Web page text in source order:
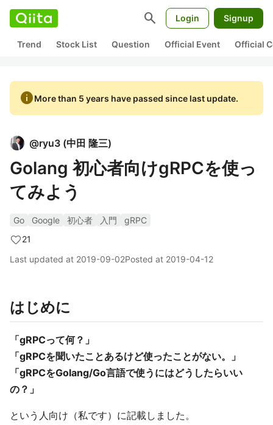
search Login Signup
Trend Stock List Question Official Event Official
infoMore than 5 years have passed since last update.
@ryu3 (中田 隆三)
Golang 初心者向けgRPCを使っ
てみよう
Go Google 初心者 入門
gRPC
21
Last updated at 2019-09-02Posted at 2019-04-12
はじめに
「gRPCって何？」
「gRPCを聞いたことあるけど使ったことがない。」
「gRPCをGolang/Go言語で使うにはどうしたらいい
の？」
という人向け（私です）に記載しました。